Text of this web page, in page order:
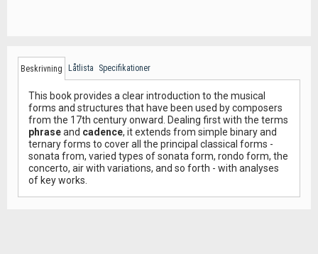
Beskrivning Låtlista Specifikationer
This book provides a clear introduction to the musical
forms and structures that have been used by composers
from the 17th century onward. Dealing first with the terms
phraseand cadence, it extends from simple binary and
ternary forms to cover all the principal classical forms -
sonata from, varied types of sonata form, rondo form, the
concerto, air with variations, and so forth - with analyses
of key works.